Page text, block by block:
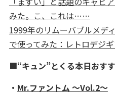
みた。こ、これは……
1999年のリムーバブルメ
で使ってみた：レトロデジ
■“キュン”とくる本日おす
・ Mr.ファントム 〜Vol.2〜